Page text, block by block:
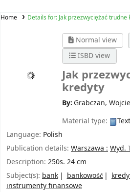
Home Details for: Jak przezwyciężać trudne
Normal view
ISBD view
Jak
kredyty
By: Grabczan,
Material type:
Text
Language: Polish
Publication details: Warszawa :Wyd.
Description: 250s. 24 cm
Subject(s): bank bankowość
instrumenty finansowe